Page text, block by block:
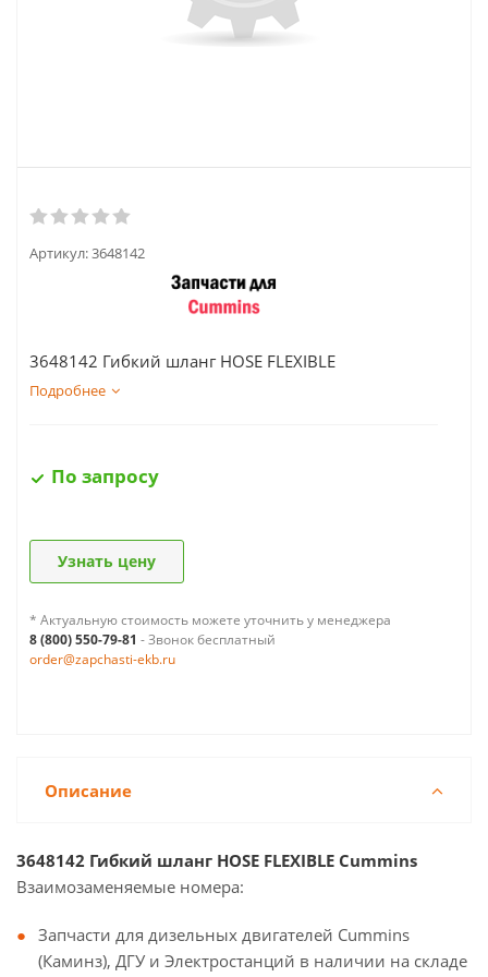
Артикул:3648142
3648142 Гибкий шланг HOSE FLEXIBLE
Подробнее
По запросу
Узнать цену
* Актуальную стоимость можете уточнить у менеджера
8 (800) 550-79-81 - Звонок бесплатный
order@zapchasti-ekb.ru
Описание
3648142 Гибкий шланг HOSE FLEXIBLE Cummins
Взаимозаменяемые номера:
Запчасти для дизельных двигателей Cummins
(Каминз), ДГУ и Электростанций в наличии на складе